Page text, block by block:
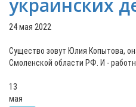
украинских
24 мая 2022
Существо зовут Юлия Копытова,
Смоленской области РФ. И -
13
мая